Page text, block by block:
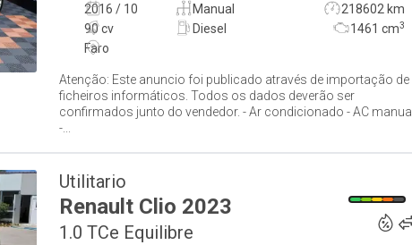
2016 / 10 Manual
218602 km
90 cv
Diesel 1461 cm3
Faro
Atenção: Este anuncio foi publicado através de importação de
ficheiros informáticos. Todos os dados deverão ser
confirmados junto do vendedor. - Ar condicionado - AC manual
-...
Utilitario
Renault Clio 2023
1.0 TCe Equilibre